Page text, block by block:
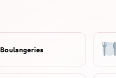
Boulangeries